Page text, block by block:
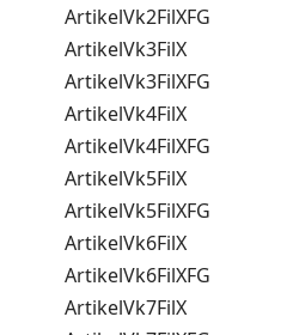
ArtikelVk2FilXFG
ArtikelVk3FilX
ArtikelVk3FilXFG
ArtikelVk4FilX
ArtikelVk4FilXFG
ArtikelVk5FilX
ArtikelVk5FilXFG
ArtikelVk6FilX
ArtikelVk6FilXFG
ArtikelVk7FilX